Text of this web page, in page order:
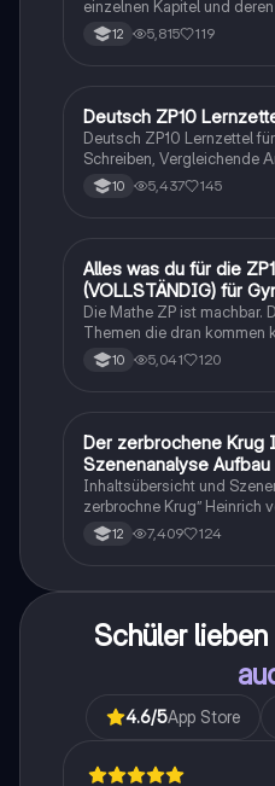
einzelnen Kapitel und
tabellarisch. Im Unterricht
12 5,815 119
Deutsch
Deutsch ZP10
Deutsch ZP10 Lernzettel
Schreiben, Vergleichende
Sachtexte/Roman/Gedicht..
10 5,437 145
Mathe
Alles was du für die
(VOLLSTÄNDIG) für
Realschule
Die Mathe ZP ist machbar.
Themen die dran kommen
schnell den Überblick.
Themen bis hin zu den
10 5,041 120
Deutsch
Der zerbrochene Krug
Szenenanalyse
Q1/Q2/Abitur
Inhaltsübersicht und
zerbrochne Krug” Heinrich
12 7,409 124
Schüler
4.6/5App Store